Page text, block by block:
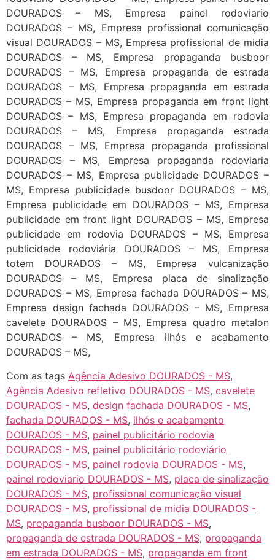
DOURADOS – MS, Empresa painel rodoviario
DOURADOS – MS, Empresa profissional comunicação
visual DOURADOS – MS, Empresa profissional de midia
DOURADOS – MS, Empresa propaganda busboor
DOURADOS – MS, Empresa propaganda de estrada
DOURADOS – MS, Empresa propaganda em estrada
DOURADOS – MS, Empresa propaganda em front light
DOURADOS – MS, Empresa propaganda em rodovia
DOURADOS – MS, Empresa propaganda estrada
DOURADOS – MS, Empresa propaganda profissional
DOURADOS – MS, Empresa propaganda rodoviaria
DOURADOS – MS, Empresa publicidade DOURADOS –
MS, Empresa publicidade busdoor DOURADOS – MS,
Empresa publicidade em DOURADOS – MS, Empresa
publicidade em front light DOURADOS – MS, Empresa
publicidade em rodovia DOURADOS – MS, Empresa
publicidade rodoviária DOURADOS – MS, Empresa
totem DOURADOS – MS, Empresa vulcanização
DOURADOS – MS, Empresa placa de sinalização
DOURADOS – MS, Empresa fachada DOURADOS – MS,
Empresa design fachada DOURADOS – MS, Empresa
cavelete DOURADOS – MS, Empresa quadro metalon
DOURADOS – MS, Empresa ilhós e acabamento
DOURADOS – MS,
Com as tags Agência Adesivo DOURADOS - MS,
Agência Adesivo refletivo DOURADOS - MS, cavelete
DOURADOS - MS, design fachada DOURADOS - MS,
fachada DOURADOS - MS, ilhós e acabamento
DOURADOS - MS, painel publicitário rodovia
DOURADOS - MS, painel publicitário rodoviário
DOURADOS - MS, painel rodovia DOURADOS - MS,
painel rodoviario DOURADOS - MS, placa de sinalização
DOURADOS - MS, profissional comunicação visual
DOURADOS - MS, profissional de midia DOURADOS -
MS, propaganda busboor DOURADOS - MS,
propaganda de estrada DOURADOS - MS, propaganda
em estrada DOURADOS - MS, propaganda em front